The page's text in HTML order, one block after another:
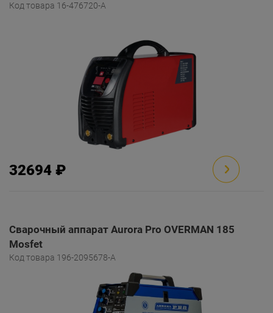
Код товара 16-476720-A
32694 ₽
Сварочный аппарат Aurora Pro OVERMAN 185
Mosfet
Код товара 196-2095678-A